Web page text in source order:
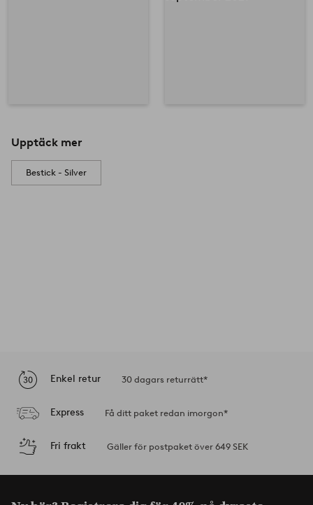
Upptäck mer
Bestick - Silver
Enkel retur 30 dagars returrätt*
Express Få ditt paket redan imorgon*
Fri frakt Gäller för postpaket över 649 SEK